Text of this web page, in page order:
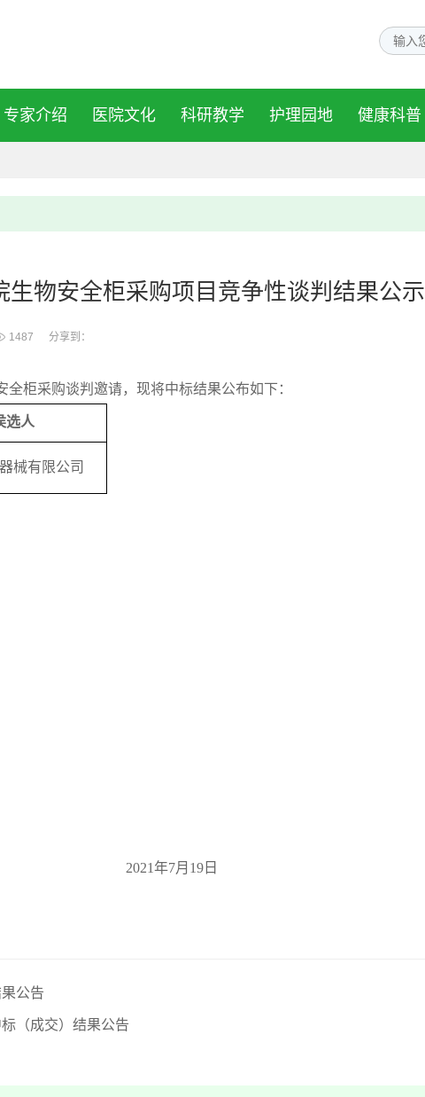
专家介绍 医院文化 科研教学 护理园地 健康科普
物安全柜采购项目竞争性谈判结果公示
1487 分享到：
全柜采购谈判邀请，现将中标结果公布如下：
选人
械有限公司
2021年7月19日
公告
（成交）结果公告